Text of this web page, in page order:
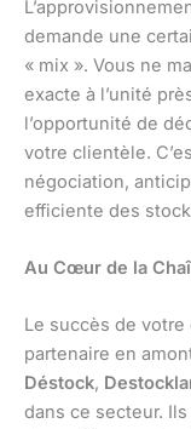
demande une
« mix ». Vous ne
exacte à l’unité
l’opportunité de
votre clientèle.
négociation,
efficiente des
Au Cœur de la
Le succès de
partenaire en
Déstock,
dans ce secteur.